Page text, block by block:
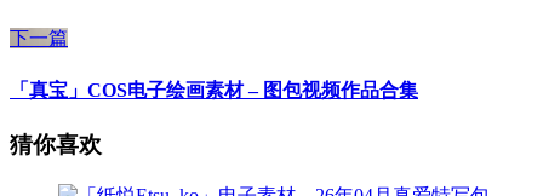
下一篇
「真宝」COS电子绘画素材 – 图包视频作品合集
猜你喜欢